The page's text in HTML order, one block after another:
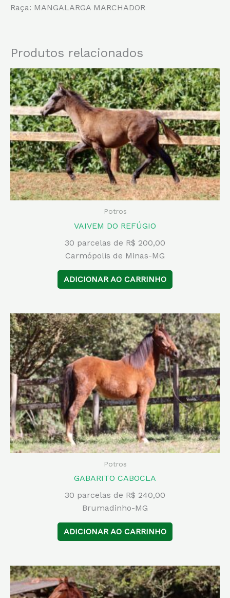
Raça: MANGALARGA MARCHADOR
Produtos relacionados
Potros
VAIVEM DO REFÚGIO
30 parcelas de R$ 200,00
Carmópolis de Minas-MG
ADICIONAR AO CARRINHO
Potros
GABARITO CABOCLA
30 parcelas de R$ 240,00
Brumadinho-MG
ADICIONAR AO CARRINHO